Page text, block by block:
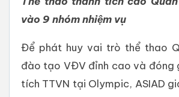
vào 9 nhóm nhiệm vụ
Để phát huy vai trò thể thao
đào tạo VĐV đỉnh cao và đóng
tích TTVN tại Olympic, ASIAD